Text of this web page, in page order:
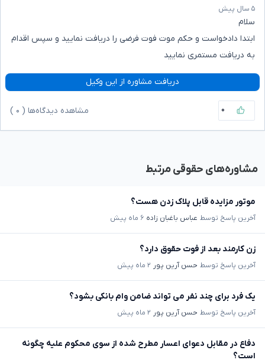
۵ سال پیش
سلام
ابتدا دادخواست و حکم موت فوت فرضی را دریافت نمایید و سپس اقدام
به دریافت مستمری نمایید
دریافت مشاوره از این وکیل
۰ مشاهده دیدگاه‌ها ( ۰
مشاوره‌های حقوقی مرتبط
موتور مزایده قابل پلاک زدن هست؟
آخرین پاسخ توسط عباس باغبان زاده ۶ ماه پیش
زن کارمند بعد از فوت حقوق دارد؟
آخرین پاسخ توسط حسن آرین پور ۲ ماه پیش
یک فرد برای چند نفر می تواند ضامن وام بانکی بشود؟
آخرین پاسخ توسط حسن آرین پور ۲ ماه پیش
دفاع در مقابل دعوای اعسار مطرح شده از سوی محکوم علیه چگونه
است؟